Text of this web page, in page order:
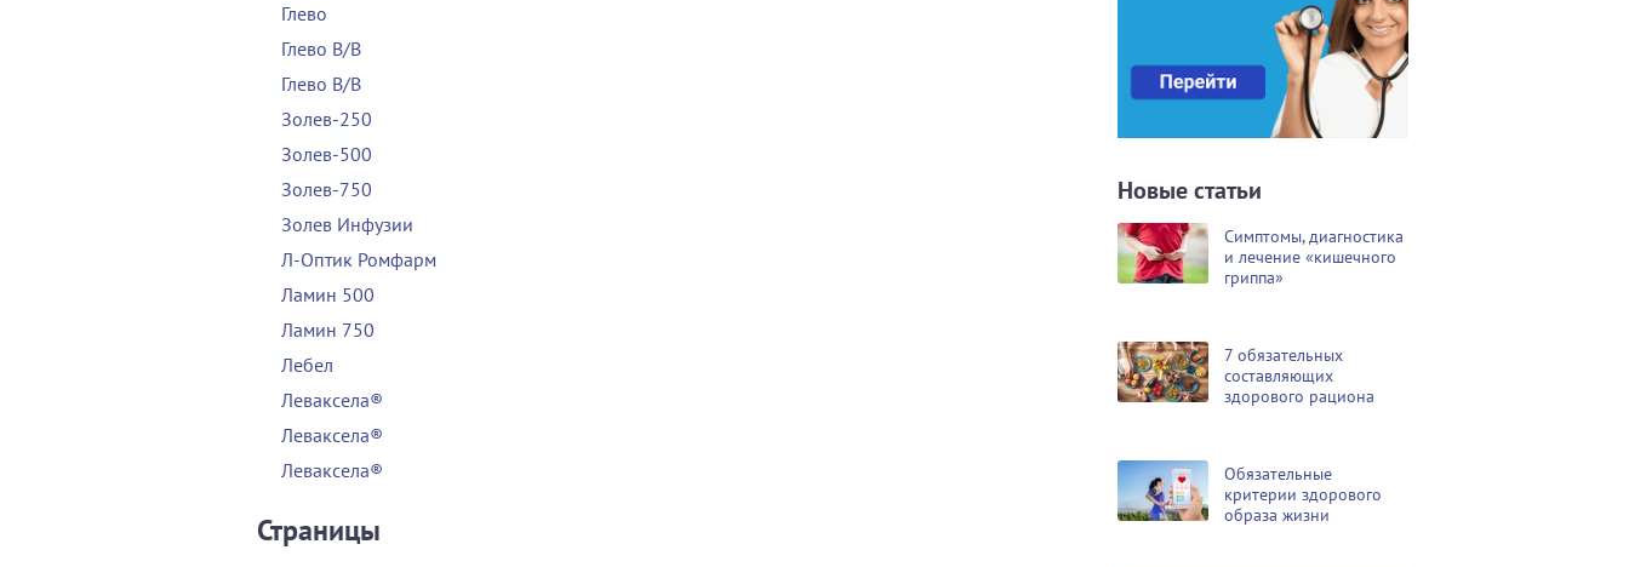
Глево
Глево В/В
Глево В/В
Золев-250
Золев-500
Золев-750
Золев Инфузии
Л-Оптик Ромфарм
Ламин 500
Ламин 750
Лебел
Леваксела®
Леваксела®
Леваксела®
Страницы
Новые статьи
Симптомы, диагностика
и лечение «кишечного
гриппа»
7 обязательных
составляющих
здорового рациона
Обязательные
критерии здорового
образа жизни